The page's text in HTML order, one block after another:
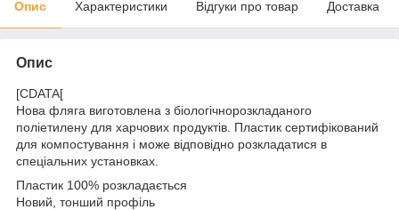
Опис Характеристики Відгуки про товар Доставка
Опис
[CDATA[
Нова фляга виготовлена з біологічнорозкладаного
поліетилену для харчових продуктів. Пластик сертифікований
для компостування і може відповідно розкладатися в
спеціальних установках.
Пластик 100% розкладається
Новий, тонший профіль